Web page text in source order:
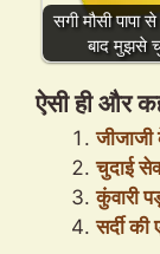
सगी मौसी पापा
बाद मुझसे
ऐसी ही और
चुदाई
कुंवारी
सर्दी